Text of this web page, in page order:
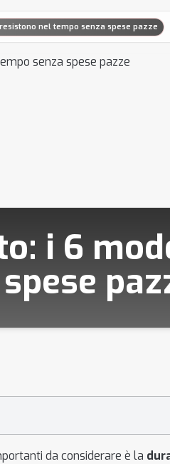
nel tempo senza spese pazze
i 6
da considerare è la